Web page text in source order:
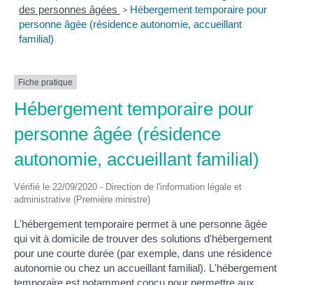
des personnes âgées > Hébergement temporaire pour
personne âgée (résidence autonomie, accueillant
familial)
Fiche pratique
Hébergement temporaire pour
personne âgée (résidence
autonomie, accueillant familial)
Vérifié le 22/09/2020 - Direction de l'information légale et
administrative (Première ministre)
L'hébergement temporaire permet à une personne âgée
qui vit à domicile de trouver des solutions d'hébergement
pour une courte durée (par exemple, dans une résidence
autonomie ou chez un accueillant familial). L'hébergement